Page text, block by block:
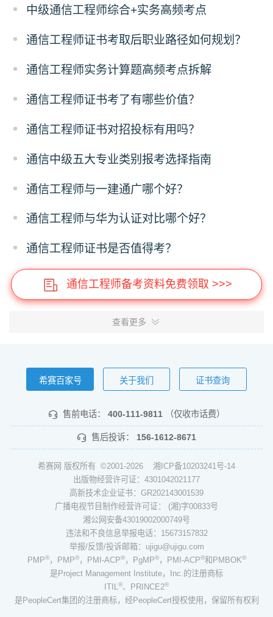
中级通信工程师综合+实务高频考点
通信工程师证书考取后职业路径如何规划？
通信工程师实务计算题高频考点拆解
通信工程师证书考了有哪些价值？
通信工程师证书对招投标有用吗？
通信中级五大专业类别报考选择指南
通信工程师与一建通广哪个好？
通信工程师与华为认证对比哪个好？
通信工程师证书是否值得考？
通信工程师备考资料免费领取 >>>
查看更多
希赛百家号 关于我们 证书查询
售前电话： 400-111-9811 （仅收市话费）
售后投诉： 156-1612-8671
希赛网 版权所有 ©2001-2026 湘ICP备10203241号-14
出版物经营许可证：4301042021177
高新技术企业证书：GR202143001539
广播电视节目制作经营许可证： (湘)字00833号
湘公网安备43019002000749号
违法和不良信息举报电话：15673157832
举报/反馈/投诉邮箱：ujigu@ujigu.com
PMP®，PMP®，PMI-ACP®，PgMP®，PMI-ACP®和PMBOK®
是Project Management Institute，Inc.的注册商标
ITIL®、PRINCE2®
是PeopleCert集团的注册商标，经PeopleCert授权使用，保留所有权利